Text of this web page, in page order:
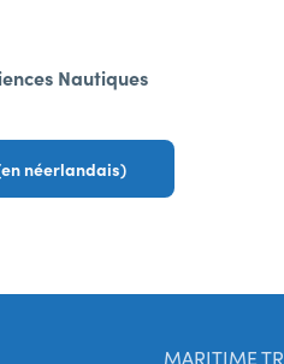
Nautiques
néerlandais)
MARITIME